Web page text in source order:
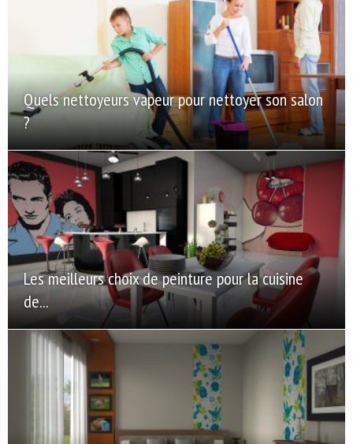
Quels nettoyeurs vapeur pour nettoyer son salon
?
Les meilleurs choix de peinture pour la cuisine
de...